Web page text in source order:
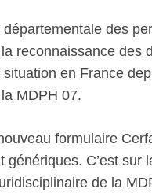
départementale des
reconnaissance des
en France
MDPH 07.
formulaire
génériques. C’est
de la